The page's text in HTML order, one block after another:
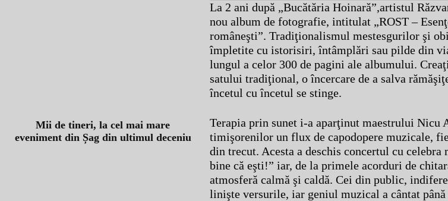
Mii de tineri, la cel mai mare
eveniment din Șag din ultimul deceniu
La 2 ani după „Bucătăria Hoinară”,artistul
nou album de fotografie, intitulat „ROST –
româneşti”. Tradiţionalismul mestesgurilor şi
împletite cu istorisiri, întâmplări sau pilde din
lungul a celor 300 de pagini ale albumului.
satului tradiţional, o încercare de a salva
încetul cu încetul se stinge.
Terapia prin sunet i-a aparţinut maestrului Nicu
timişorenilor un flux de capodopere muzicale,
din trecut. Acesta a deschis concertul cu celebra
bine că eşti!” iar, de la primele acorduri de
atmosferă calmă şi caldă. Cei din public,
linişte versurile, iar geniul muzical a cântat până